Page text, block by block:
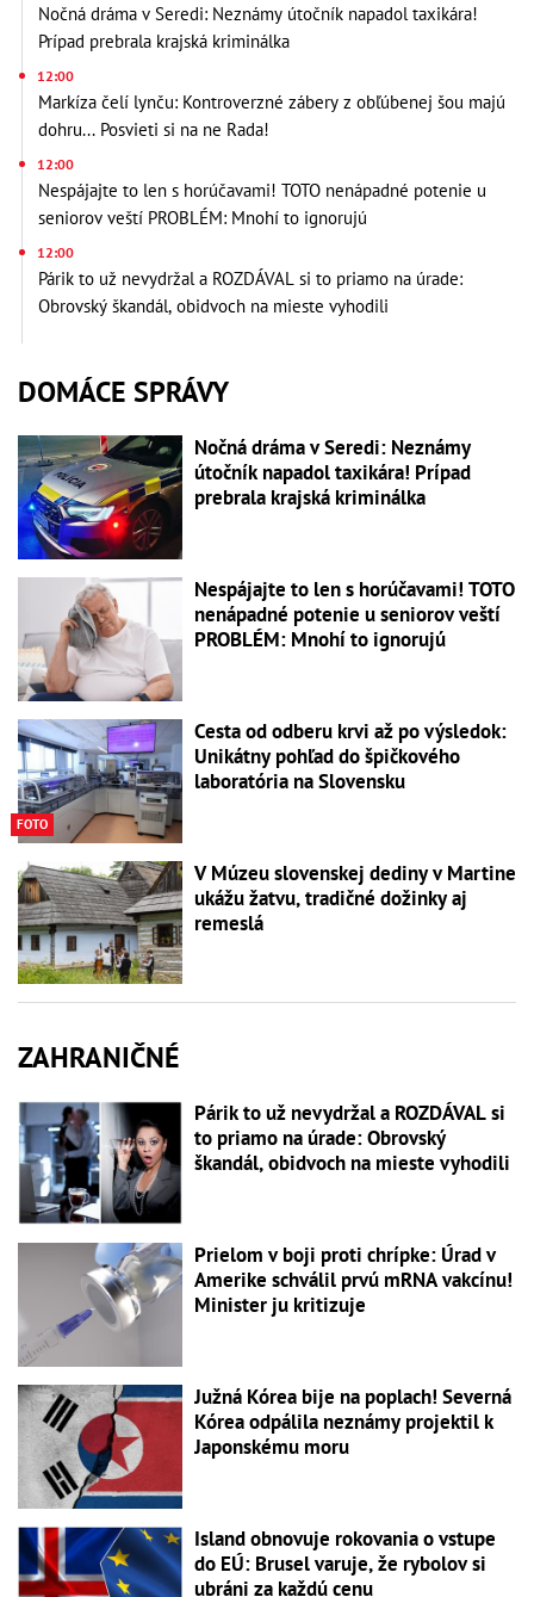
Nočná dráma v Seredi: Neznámy útočník napadol taxikára!
Prípad prebrala krajská kriminálka
12:00
Markíza čelí lynču: Kontroverzné zábery z obľúbenej šou majú
dohru... Posvieti si na ne Rada!
12:00
Nespájajte to len s horúčavami! TOTO nenápadné potenie u
seniorov veští PROBLÉM: Mnohí to ignorujú
12:00
Párik to už nevydržal a ROZDÁVAL si to priamo na úrade:
Obrovský škandál, obidvoch na mieste vyhodili
DOMÁCE SPRÁVY
Nočná dráma v Seredi: Neznámy
útočník napadol taxikára! Prípad
prebrala krajská kriminálka
Nespájajte to len s horúčavami! TOTO
nenápadné potenie u seniorov veští
PROBLÉM: Mnohí to ignorujú
FOTO
Cesta od odberu krvi až po výsledok:
Unikátny pohľad do špičkového
laboratória na Slovensku
V Múzeu slovenskej dediny v Martine
ukážu žatvu, tradičné dožinky aj
remeslá
ZAHRANIČNÉ
Párik to už nevydržal a ROZDÁVAL si
to priamo na úrade: Obrovský
škandál, obidvoch na mieste vyhodili
Prielom v boji proti chrípke: Úrad v
Amerike schválil prvú mRNA vakcínu!
Minister ju kritizuje
Južná Kórea bije na poplach! Severná
Kórea odpálila neznámy projektil k
Japonskému moru
Island obnovuje rokovania o vstupe
do EÚ: Brusel varuje, že rybolov si
ubráni za každú cenu